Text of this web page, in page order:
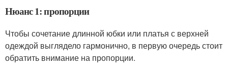
Нюанс 1: пропорции
Чтобы сочетание длинной юбки или платья с верхней
одеждой выглядело гармонично, в первую очередь стоит
обратить внимание на пропорции.